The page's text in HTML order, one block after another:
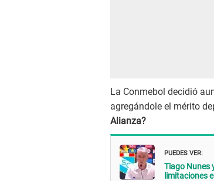
La Conmebol decidió
agregándole el mérito
Alianza?
PUEDES VER:
Tiago Nunes
limitaciones